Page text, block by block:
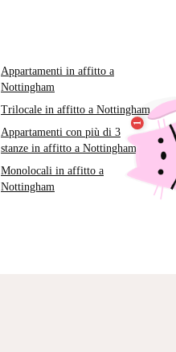
Appartamenti in affitto a
Nottingham
Trilocale in affitto a Nottingham
Appartamenti con più di 3
stanze in affitto a Nottingham
Monolocali in affitto a
Nottingham